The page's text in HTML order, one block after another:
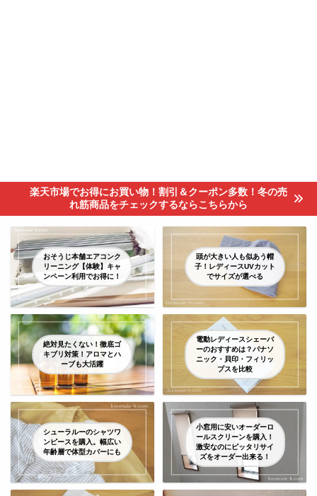
楽天市場でお得にお買い物！割引＆クーポン多数！冬の売
れ筋商品をチェックするならこちらから
おそうじ本舗エアコンク
リーニング【体験】キャ
ンペーン利用でお得に！
頭が大きい人も似あう帽
子！レディースUVカット
でサイズが選べる
絶対見たくない！徹底ゴ
キブリ対策！アロマとハ
ーブも大活躍
電動レディースシェーバ
ーのおすすめは？パナソ
ニック・貝印・フィリッ
プスを比較
シューラルーのシャツワ
ンピースを購入。幅広い
年齢層で体型カバーにも
小窓用に安いオーダーロ
ールスクリーンを購入！
激安なのにピッタリサイ
ズをオーダー出来る！